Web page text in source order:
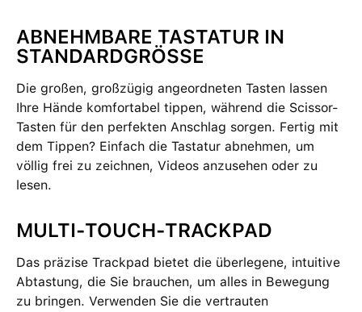
ABNEHMBARE TASTATUR IN
STANDARDGRÖSSE
Die großen, großzügig angeordneten Tasten lassen
Ihre Hände komfortabel tippen, während die Scissor-
Tasten für den perfekten Anschlag sorgen. Fertig mit
dem Tippen? Einfach die Tastatur abnehmen, um
völlig frei zu zeichnen, Videos anzusehen oder zu
lesen.
MULTI-TOUCH-TRACKPAD
Das präzise Trackpad bietet die überlegene, intuitive
Abtastung, die Sie brauchen, um alles in Bewegung
zu bringen. Verwenden Sie die vertrauten